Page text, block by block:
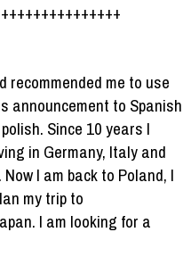
recommended me to use
announcement to Spanish
Since 10 years I
in Germany, Italy and
I am back to Poland, I
my trip to
I am looking for a